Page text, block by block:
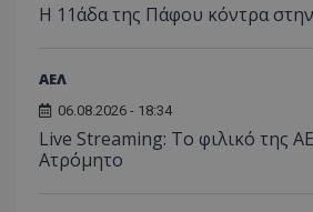
Η 11άδα της Πάφου κόντρα
ΑΕΛ
06.08.2026 - 18:34
Live Streaming: Το φιλικό της
Ατρόμητο